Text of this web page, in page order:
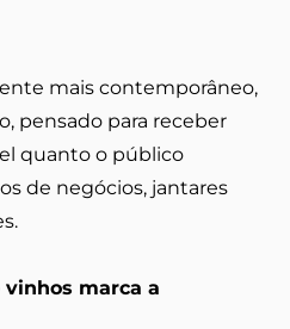
mais contemporâneo,
pensado para receber
quanto o público
de negócios, jantares
vinhos marca a